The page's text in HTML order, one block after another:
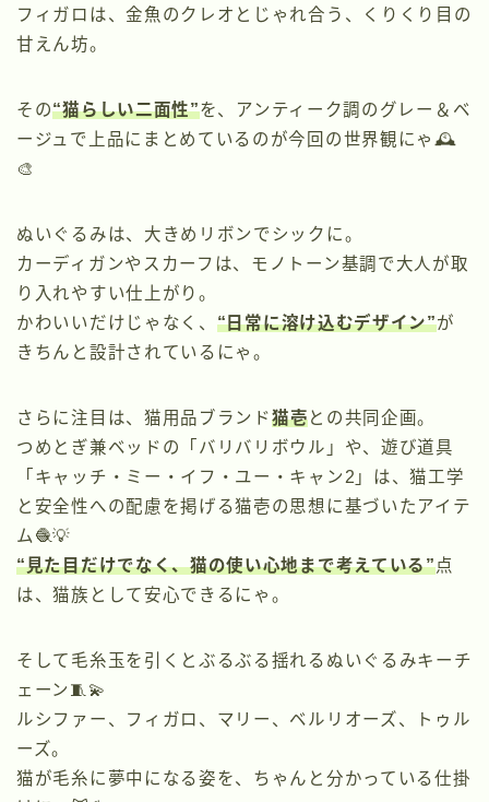
フィガロは、金魚のクレオとじゃれ合う、くりくり目の
甘えん坊。
その“猫らしい二面性”を、アンティーク調のグレー＆ベ
ージュで上品にまとめているのが今回の世界観にゃ🕰️
🎨
ぬいぐるみは、大きめリボンでシックに。
カーディガンやスカーフは、モノトーン基調で大人が取
り入れやすい仕上がり。
かわいいだけじゃなく、 “日常に溶け込むデザイン”が
きちんと設計されているにゃ。
さらに注目は、猫用品ブランド猫壱との共同企画。
つめとぎ兼ベッドの「バリバリボウル」や、遊び道具
「キャッチ・ミー・イフ・ユー・キャン2」は、猫工学
と安全性への配慮を掲げる猫壱の思想に基づいたアイテ
ム🧶💡
“見た目だけでなく、猫の使い心地まで考えている”点
は、猫族として安心できるにゃ。
そして毛糸玉を引くとぶるぶる揺れるぬいぐるみキーチ
ェーン🧵💫
ルシファー、フィガロ、マリー、ベルリオーズ、トゥル
ーズ。
猫が毛糸に夢中になる姿を、ちゃんと分かっている仕掛